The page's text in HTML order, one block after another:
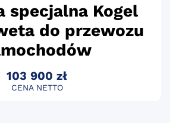
specjalna Kogel
do przewozu
103 900 zł
CENA NETTO